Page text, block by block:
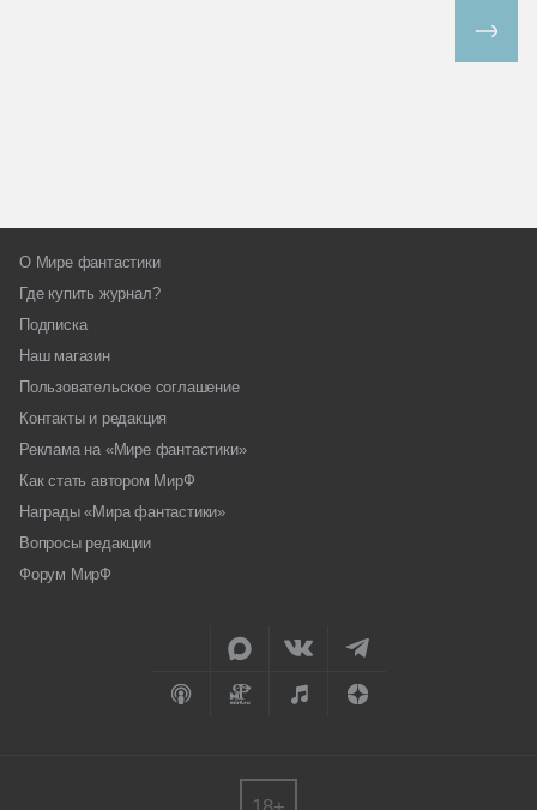
О Мире фантастики
Где купить журнал?
Подписка
Наш магазин
Пользовательское соглашение
Контакты и редакция
Реклама на «Мире фантастики»
Как стать автором МирФ
Награды «Мира фантастики»
Вопросы редакции
Форум МирФ